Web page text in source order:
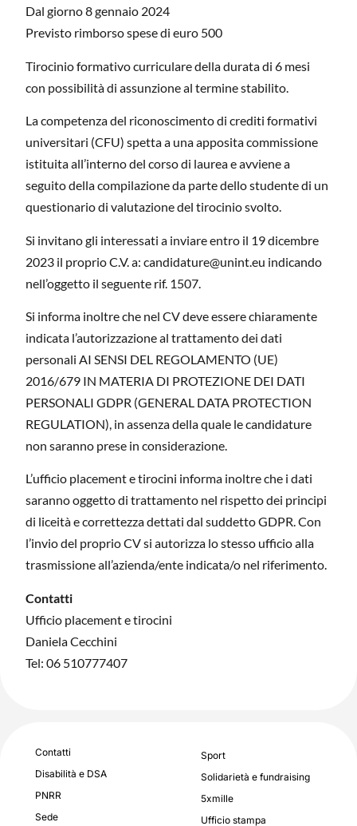
Dal giorno 8 gennaio 2024
Previsto rimborso spese di euro 500
Tirocinio formativo curriculare della durata di 6 mesi
con possibilità di assunzione al termine stabilito.
La competenza del riconoscimento di crediti formativi
universitari (CFU) spetta a una apposita commissione
istituita all’interno del corso di laurea e avviene a
seguito della compilazione da parte dello studente di un
questionario di valutazione del tirocinio svolto.
Si invitano gli interessati a inviare entro il 19 dicembre
2023 il proprio C.V. a: candidature@unint.eu indicando
nell’oggetto il seguente rif. 1507.
Si informa inoltre che nel CV deve essere chiaramente
indicata l’autorizzazione al trattamento dei dati
personali AI SENSI DEL REGOLAMENTO (UE)
2016/679 IN MATERIA DI PROTEZIONE DEI DATI
PERSONALI GDPR (GENERAL DATA PROTECTION
REGULATION), in assenza della quale le candidature
non saranno prese in considerazione.
L’ufficio placement e tirocini informa inoltre che i dati
saranno oggetto di trattamento nel rispetto dei principi
di liceità e correttezza dettati dal suddetto GDPR. Con
l’invio del proprio CV si autorizza lo stesso ufficio alla
trasmissione all’azienda/ente indicata/o nel riferimento.
Contatti
Ufficio placement e tirocini
Daniela Cecchini
Tel: 06 510777407
Contatti
Disabilità e DSA
PNRR
Sede
Sport
Solidarietà e fundraising
5xmille
Ufficio stampa